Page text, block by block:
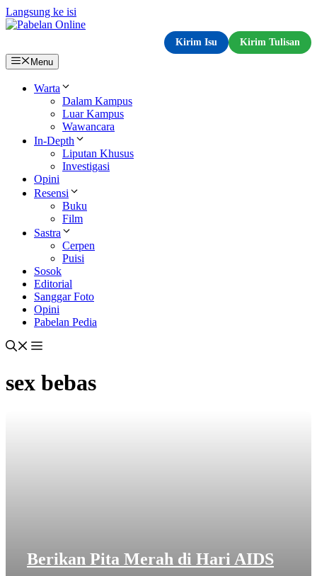
Langsung ke isi
Kirim Isu
Kirim Tulisan
Menu
Warta
Dalam Kampus
Luar Kampus
Wawancara
In-Depth
Liputan Khusus
Investigasi
Opini
Resensi
Buku
Film
Sastra
Cerpen
Puisi
Sosok
Editorial
Sanggar Foto
Opini
Pabelan Pedia
sex bebas
Berikan Pita Merah di Hari AIDS